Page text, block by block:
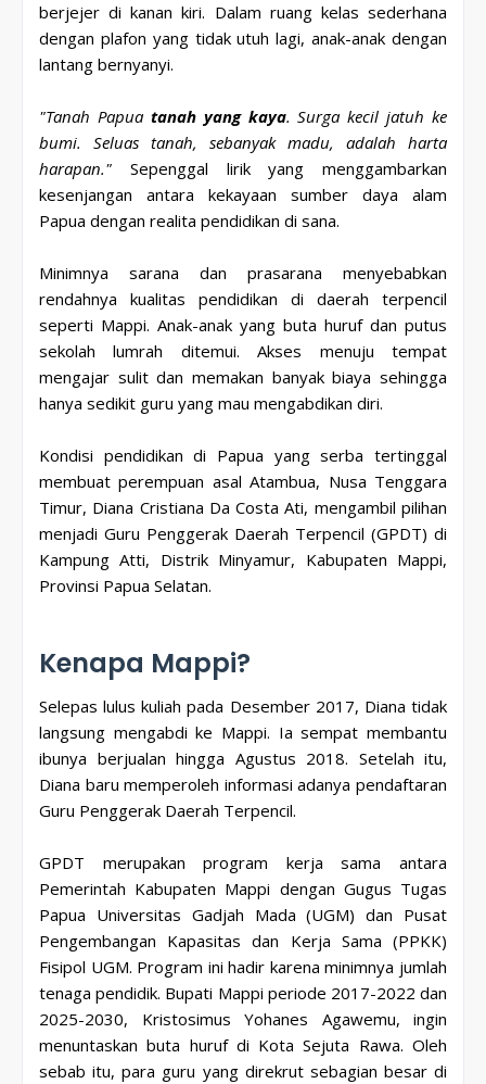
berjejer di kanan kiri. Dalam ruang kelas sederhana
dengan plafon yang tidak utuh lagi, anak-anak dengan
lantang bernyanyi.
"Tanah Papua tanah yang kaya. Surga kecil jatuh ke
bumi. Seluas tanah, sebanyak madu, adalah harta
harapan." Sepenggal lirik yang menggambarkan
kesenjangan antara kekayaan sumber daya alam
Papua dengan realita pendidikan di sana.
Minimnya sarana dan prasarana menyebabkan
rendahnya kualitas pendidikan di daerah terpencil
seperti Mappi. Anak-anak yang buta huruf dan putus
sekolah lumrah ditemui. Akses menuju tempat
mengajar sulit dan memakan banyak biaya sehingga
hanya sedikit guru yang mau mengabdikan diri.
Kondisi pendidikan di Papua yang serba tertinggal
membuat perempuan asal Atambua, Nusa Tenggara
Timur, Diana Cristiana Da Costa Ati, mengambil pilihan
menjadi Guru Penggerak Daerah Terpencil (GPDT) di
Kampung Atti, Distrik Minyamur, Kabupaten Mappi,
Provinsi Papua Selatan.
Kenapa Mappi?
Selepas lulus kuliah pada Desember 2017, Diana tidak
langsung mengabdi ke Mappi. Ia sempat membantu
ibunya berjualan hingga Agustus 2018. Setelah itu,
Diana baru memperoleh informasi adanya pendaftaran
Guru Penggerak Daerah Terpencil.
GPDT merupakan program kerja sama antara
Pemerintah Kabupaten Mappi dengan Gugus Tugas
Papua Universitas Gadjah Mada (UGM) dan Pusat
Pengembangan Kapasitas dan Kerja Sama (PPKK)
Fisipol UGM. Program ini hadir karena minimnya jumlah
tenaga pendidik. Bupati Mappi periode 2017-2022 dan
2025-2030, Kristosimus Yohanes Agawemu, ingin
menuntaskan buta huruf di Kota Sejuta Rawa. Oleh
sebab itu, para guru yang direkrut sebagian besar di